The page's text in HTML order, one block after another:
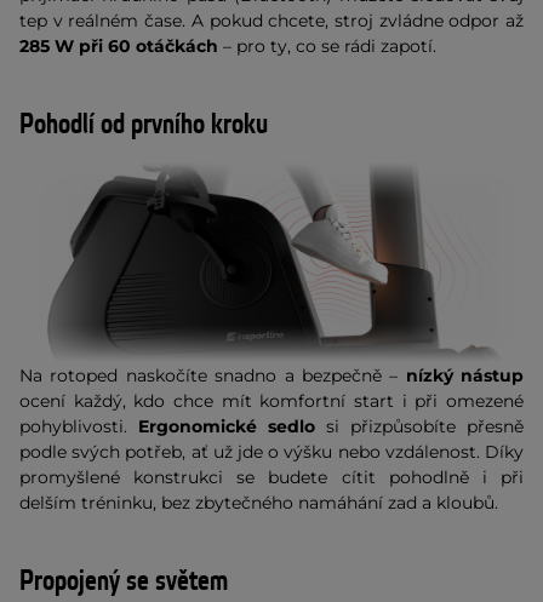
tep v reálném čase. A pokud chcete, stroj zvládne odpor až
285 W při 60 otáčkách – pro ty, co se rádi zapotí.
Pohodlí od prvního kroku
Na rotoped naskočíte snadno a bezpečně – nízký nástup
ocení každý, kdo chce mít komfortní start i při omezené
pohyblivosti. Ergonomické sedlo si přizpůsobíte přesně
podle svých potřeb, ať už jde o výšku nebo vzdálenost. Díky
promyšlené konstrukci se budete cítit pohodlně i při
delším tréninku, bez zbytečného namáhání zad a kloubů.
Propojený se světem